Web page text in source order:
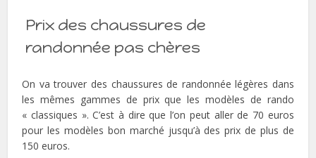
Prix des chaussures de
randonnée pas chères
On va trouver des chaussures de randonnée légères dans
les mêmes gammes de prix que les modèles de rando
« classiques ». C’est à dire que l’on peut aller de 70 euros
pour les modèles bon marché jusqu’à des prix de plus de
150 euros.